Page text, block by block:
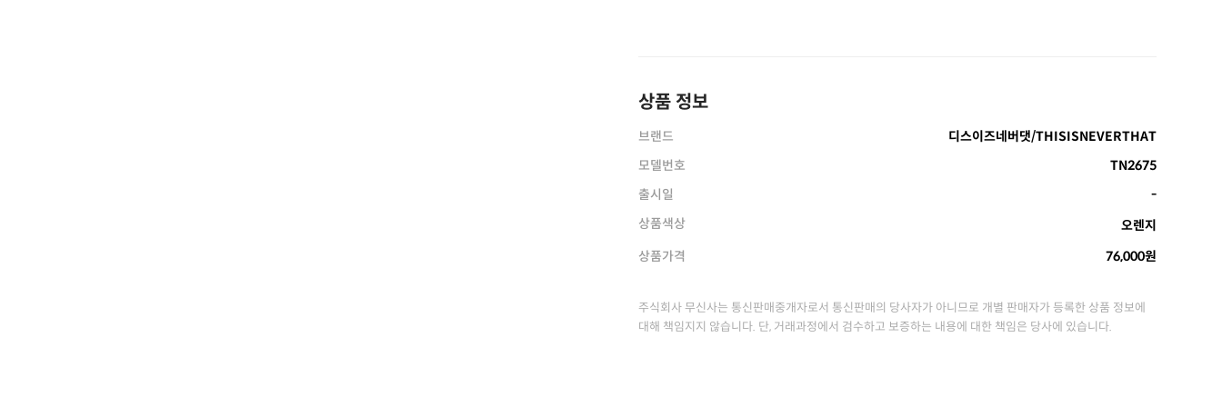
상품 정보
브랜드
디스이즈네버댓/THISISNEVERTHAT
모델번호
TN2675
출시일
-
상품색상
오렌지
상품가격
76,000원
주식회사 무신사는 통신판매중개자로서 통신판매의 당사자가 아니므로 개별 판매자가 등록한 상품 정보에
대해 책임지지 않습니다. 단, 거래과정에서 검수하고 보증하는 내용에 대한 책임은 당사에 있습니다.